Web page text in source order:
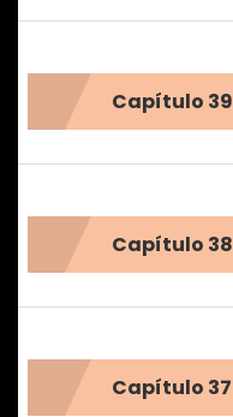
Capítulo 39
Capítulo 38
Capítulo 37